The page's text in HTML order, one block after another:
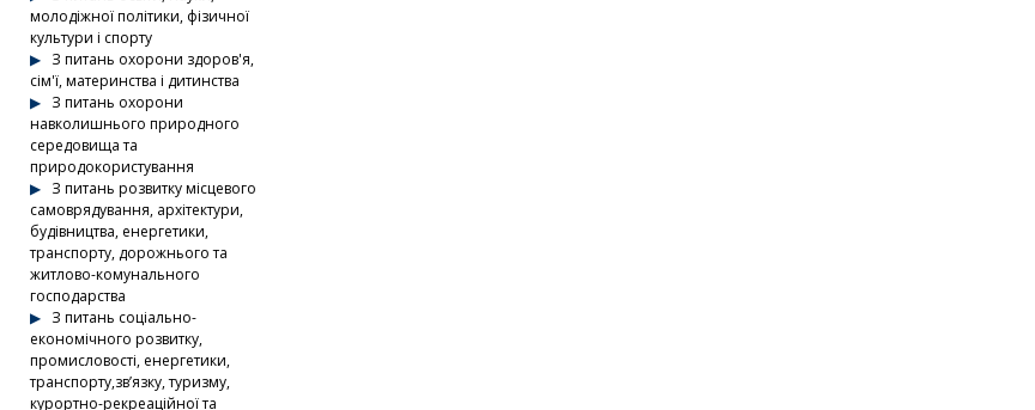
молодіжної політики, фізичної
культури і спорту
З питань охорони здоров'я,
сім'ї, материнства і дитинства
З питань охорони
навколишнього природного
середовища та
природокористування
З питань розвитку місцевого
самоврядування, архітектури,
будівництва, енергетики,
транспорту, дорожнього та
житлово-комунального
господарства
З питань соціально-
економічного розвитку,
промисловості, енергетики,
транспорту,зв’язку, туризму,
курортно-рекреаційної та